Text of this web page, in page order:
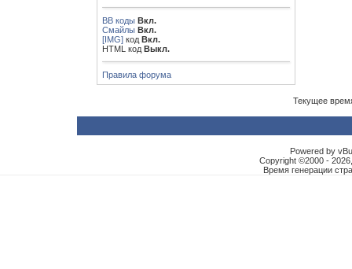
BB коды Вкл.
Смайлы Вкл.
[IMG] код Вкл.
HTML код Выкл.
Правила форума
Текущее
Powered by
Copyright ©2000 -
Время генерации